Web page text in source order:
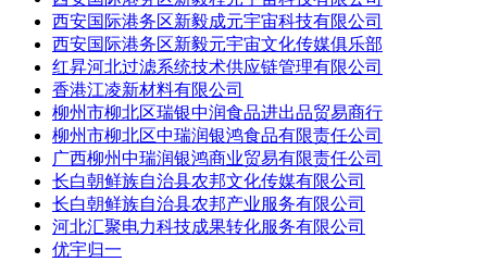
西安国际港务区新毅成元宇宙科技有限公司
西安国际港务区新毅元宇宙文化传媒俱乐部
红昇河北过滤系统技术供应链管理有限公司
香港江凌新材料有限公司
柳州市柳北区瑞银中润食品进出品贸易商行
柳州市柳北区中瑞润银鸿食品有限责任公司
广西柳州中瑞润银鸿商业贸易有限责任公司
长白朝鲜族自治县农邦文化传媒有限公司
长白朝鲜族自治县农邦产业服务有限公司
河北汇聚电力科技成果转化服务有限公司
优宇归一